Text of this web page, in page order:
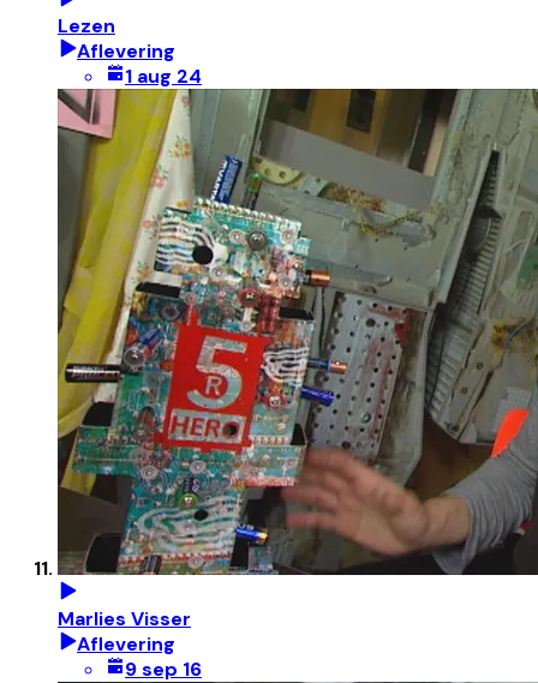
Lezen
Aflevering
1 aug 24
Marlies Visser
Aflevering
9 sep 16